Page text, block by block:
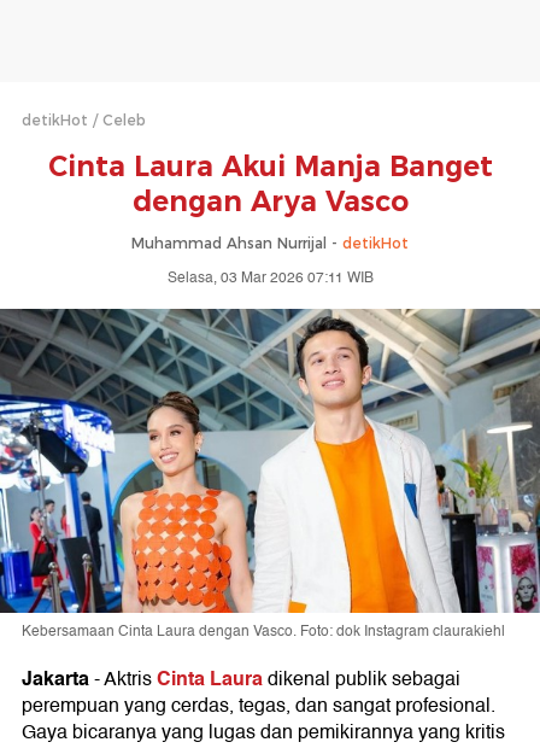
detikHot Celeb
Cinta Laura Akui Manja Banget
dengan Arya Vasco
Muhammad Ahsan Nurrijal - detikHot
Selasa, 03 Mar 2026 07:11 WIB
Kebersamaan Cinta Laura dengan Vasco. Foto: dok Instagram claurakiehl
Jakarta-AktrisCinta Lauradikenal publik sebagai
perempuan yang cerdas, tegas, dan sangat profesional.
Gaya bicaranya yang lugas dan pemikirannya yang kritis